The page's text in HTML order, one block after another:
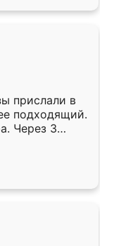
прислали в
подходящий.
Через 3
Остались